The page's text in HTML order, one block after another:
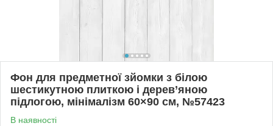
Фон для предметної зйомки з білою
шестикутною плиткою і дерев’яною
підлогою, мінімалізм 60×90 см, №57423
В наявності